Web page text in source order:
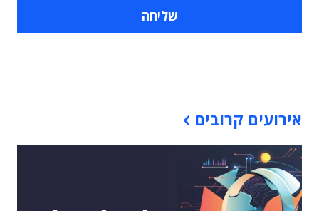
אירועים קרובים